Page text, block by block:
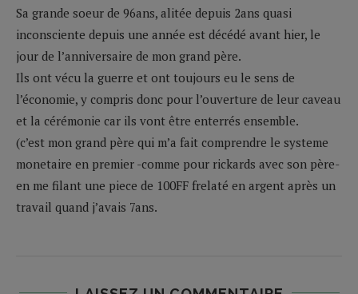
Sa grande soeur de 96ans, alitée depuis 2ans quasi
inconsciente depuis une année est décédé avant hier, le
jour de l’anniversaire de mon grand père.
Ils ont vécu la guerre et ont toujours eu le sens de
l’économie, y compris donc pour l’ouverture de leur caveau
et la cérémonie car ils vont être enterrés ensemble.
(c’est mon grand père qui m’a fait comprendre le systeme
monetaire en premier -comme pour rickards avec son père-
en me filant une piece de 100FF frelaté en argent après un
travail quand j’avais 7ans.